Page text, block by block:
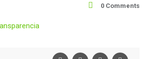
0 Comments